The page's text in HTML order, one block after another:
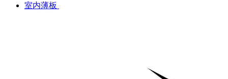
室内薄板